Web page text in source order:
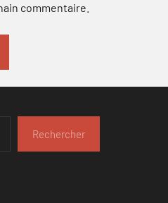
commentaire.
Rechercher